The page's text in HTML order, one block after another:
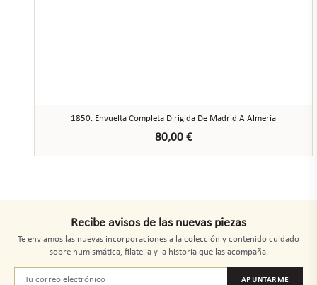
1850. Envuelta Completa Dirigida De Madrid A Almería
80,00 €
Recibe avisos de las nuevas piezas
Te enviamos las nuevas incorporaciones a la colección y contenido cuidado
sobre numismática, filatelia y la historia que las acompaña.
APUNTARME